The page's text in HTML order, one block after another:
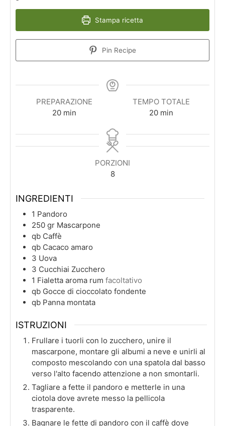
Stampa ricetta
Pin Recipe
PREPARAZIONE
20minuti
min
TEMPO TOTALE
20minuti
min
PORZIONI
8
INGREDIENTI
1 Pandoro
250 gr Mascarpone
qb Caffè
qb Cacaco amaro
3 Uova
3 Cucchiai Zucchero
1 Fialetta aroma rum facoltativo
qb Gocce di cioccolato fondente
qb Panna montata
ISTRUZIONI
Frullare i tuorli con lo zucchero, unire il
mascarpone, montare gli albumi a neve e unirli al
composto mescolando con una spatola dal basso
verso l'alto facendo attenzione a non smontarli.
Tagliare a fette il pandoro e metterle in una
ciotola dove avrete messo la pellicola
trasparente.
Bagnare le fette di pandoro con il caffè dove